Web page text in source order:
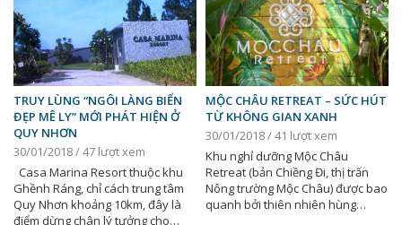
TRUY LÙNG “NGÔI LÀNG BIỂN
ĐẸP MÊ LY” MỚI PHÁT HIỆN Ở
QUY NHƠN
30/01/2018 / 47 lượt xem
Casa Marina Resort thuộc khu
Ghềnh Ráng, chỉ cách trung tâm
Quy Nhơn khoảng 10km, đây là
điểm dừng chân lý tưởng cho…
MỘC CHÂU RETREAT – SỨC HÚT
TỪ KHÔNG GIAN XANH
30/01/2018 / 41 lượt xem
Khu nghỉ dưỡng Mộc Châu
Retreat (bản Chiềng Đi, thị trấn
Nông trường Mộc Châu) được bao
quanh bởi thiên nhiên hùng…